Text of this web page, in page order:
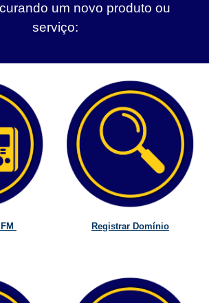
um novo produto ou
serviço:
Registrar Domínio